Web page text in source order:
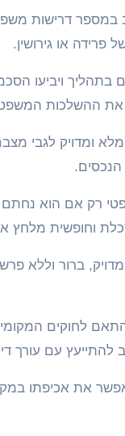
דרישות
או גירושין.
בתהליך
את ההשלכות
ומדויק לגבי
רק אם הוא נחתם
וחופשית מלחץ
ברור וללא
לחוקים
להתייעץ עם עורך
את אכיפתו